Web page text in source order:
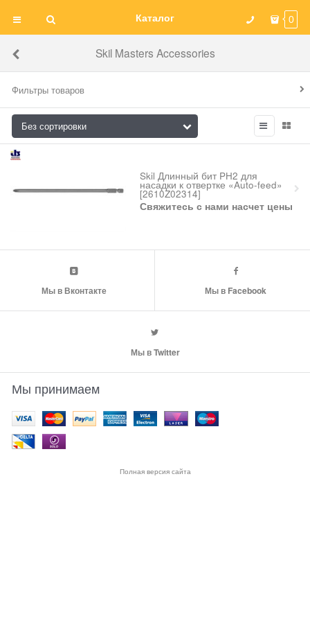
Каталог 0
Skil Masters Accessories
Фильтры товаров
Skil Длинный бит PH2 для
насадки к отвертке «Auto-feed»
[2610Z02314]
Свяжитесь с нами насчет цены
Мы в Вконтакте Мы в Facebook
Мы в Twitter
Мы принимаем
Полная версия сайта